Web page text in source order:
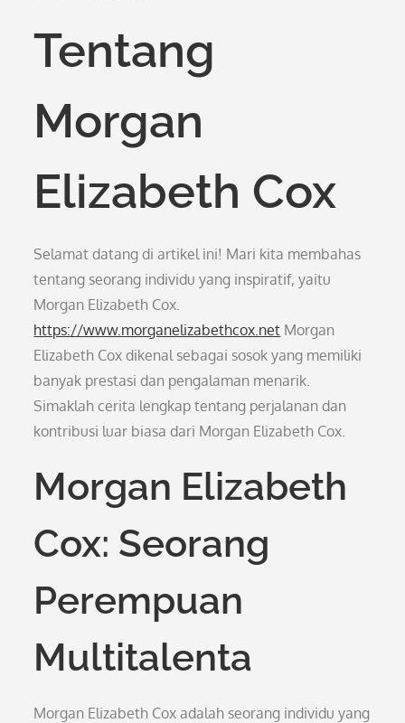
Tentang
Morgan
Elizabeth Cox
Selamat datang di artikel ini! Mari kita membahas
tentang seorang individu yang inspiratif, yaitu
Morgan Elizabeth Cox.
https://www.morganelizabethcox.net Morgan
Elizabeth Cox dikenal sebagai sosok yang memiliki
banyak prestasi dan pengalaman menarik.
Simaklah cerita lengkap tentang perjalanan dan
kontribusi luar biasa dari Morgan Elizabeth Cox.
Morgan Elizabeth
Cox: Seorang
Perempuan
Multitalenta
Morgan Elizabeth Cox adalah seorang individu yang